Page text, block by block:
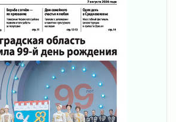
«Лучший работник
– 2026» подведены!
на перекрестках
потребление